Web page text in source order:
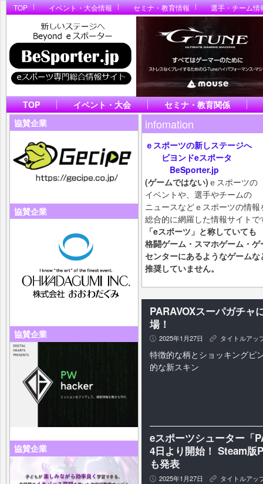
TOP イベント・大会情報 セミナ・教育情報 選手・チーム情
TOP イベント・大会
セミナ・教育関係
協賛企業
協賛企業
協賛企業
協賛企業
infomation
ｅスポーツの新しステージへ
ビヨンドeスポータ
BeSporter.jp
(ゲームではない) ｅスポーツの
イベントや、選手やチームの
ニュースなどｅスポーツの情報
総合的に網羅した情報サイトで
「eスポーツ」と称していても
格闘ゲーム・スマホゲーム・ゲ
センターにあるようなゲームな
推奨していません。
PARAVOXスーパガチャ
場！
P 2025年1月27日 K タイトルアッ
特徴的な柄とショッキングピ
的な新スキン
eスポーツシューター「
4日より開始！ Steam版
も発表
P 2025年1月27日 K タイトルアッ